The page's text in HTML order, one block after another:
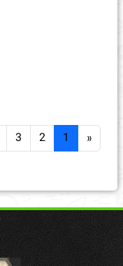
«
1
2
3